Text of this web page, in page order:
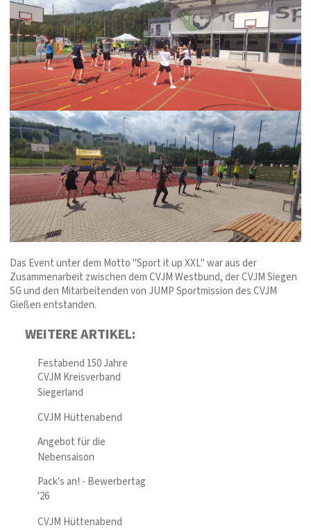
Das Event unter dem Motto "Sport it up XXL" war aus der
Zusammenarbeit zwischen dem CVJM Westbund, der CVJM Siegen
SG und den Mitarbeitenden von JUMP Sportmission des CVJM
Gießen entstanden.
WEITERE ARTIKEL:
Festabend 150 Jahre
CVJM Kreisverband
Siegerland
CVJM Hüttenabend
Angebot für die
Nebensaison
Pack's an! - Bewerbertag
'26
CVJM Hüttenabend